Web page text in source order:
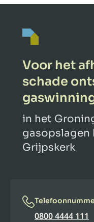
Voor het
schade
in het
gasopslagen
Grijpskerk
0800 4444 111